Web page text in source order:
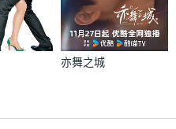
亦舞之城